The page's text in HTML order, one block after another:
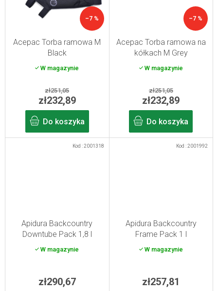
–7 %
Acepac Torba ramowa M
Black
W magazynie
zł251,05
zł232,89
Do koszyka
–7 %
Acepac Torba ramowa na
kółkach M Grey
W magazynie
zł251,05
zł232,89
Do koszyka
Apidura Backcountry
Downtube Pack 1,8 l
W magazynie
zł290,67
Kod :2001318
Apidura Backcountry
Frame Pack 1 l
W magazynie
zł257,81
Kod :2001992